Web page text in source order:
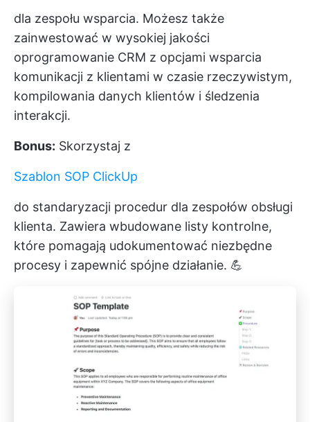
dla zespołu wsparcia. Możesz także
zainwestować w wysokiej jakości
oprogramowanie CRM z opcjami wsparcia
komunikacji z klientami w czasie rzeczywistym,
kompilowania danych klientów i śledzenia
interakcji.
Bonus: Skorzystaj z
Szablon SOP ClickUp
do standaryzacji procedur dla zespołów obsługi
klienta. Zawiera wbudowane listy kontrolne,
które pomagają udokumentować niezbędne
procesy i zapewnić spójne działanie. 💪